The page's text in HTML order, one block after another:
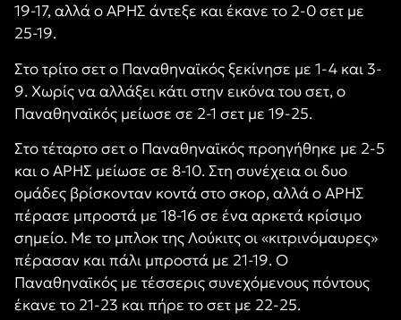
19-17, αλλά ο ΑΡΗΣ άντεξε και έκανε το 2-0 σετ με
25-19.
Στο τρίτο σετ ο Παναθηναϊκός ξεκίνησε με 1-4 και 3-
9. Χωρίς να αλλάξει κάτι στην εικόνα του σετ, ο
Παναθηναϊκός μείωσε σε 2-1 σετ με 19-25.
Στο τέταρτο σετ ο Παναθηναϊκός προηγήθηκε με 2-5
και ο ΑΡΗΣ μείωσε σε 8-10. Στη συνέχεια οι δυο
ομάδες βρίσκονταν κοντά στο σκορ, αλλά ο ΑΡΗΣ
πέρασε μπροστά με 18-16 σε ένα αρκετά κρίσιμο
σημείο. Με το μπλοκ της Λούκιτς οι «κιτρινόμαυρες»
πέρασαν και πάλι μπροστά με 21-19. Ο
Παναθηναϊκός με τέσσερις συνεχόμενους πόντους
έκανε το 21-23 και πήρε το σετ με 22-25.